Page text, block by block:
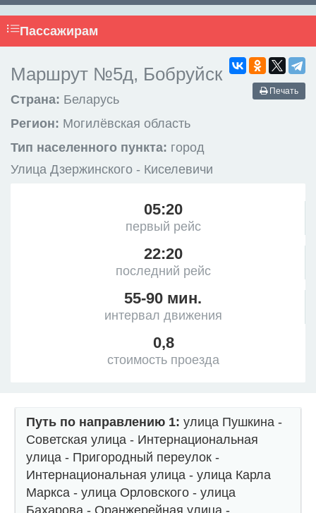
Пассажирам
Печать
Маршрут №5д, Бобруйск
Страна: Беларусь
Регион: Могилёвская область
Тип населенного пункта: город
Улица Дзержинского - Киселевичи
05:20
первый рейс
22:20
последний рейс
55-90 мин.
интервал движения
0,8
стоимость проезда
Путь по направлению 1: улица Пушкина -
Советская улица - Интернациональная
улица - Пригородный переулок -
Интернациональная улица - улица Карла
Маркса - улица Орловского - улица